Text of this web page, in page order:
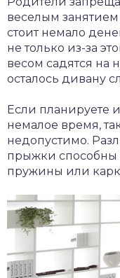
веселым занятием
стоит немало
не только из-за
весом садятся на
осталось дивану
Если планируете
немалое время,
недопустимо.
прыжки способны
пружины или